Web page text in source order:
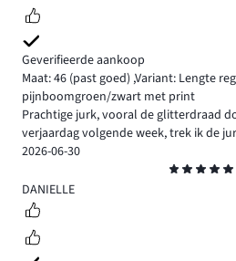
Geverifieerde aankoop
Maat: 46 (past goed) ,Variant: Lengte
pijnboomgroen/zwart met print
Prachtige jurk, vooral de glitterdraad
verjaardag volgende week, trek ik de
2026-06-30
5
DANIELLE